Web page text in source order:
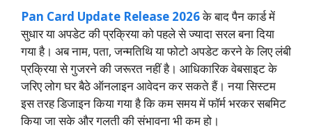
Pan Card Update Release 2026के बाद पैन कार्ड में
सुधार या अपडेट की प्रक्रिया को पहले से ज्यादा सरल बना दिया
गया है। अब नाम, पता, जन्मतिथि या फोटो अपडेट करने के लिए लंबी
प्रक्रिया से गुजरने की जरूरत नहीं है। आधिकारिक वेबसाइट के
जरिए लोग घर बैठे ऑनलाइन आवेदन कर सकते हैं। नया सिस्टम
इस तरह डिजाइन किया गया है कि कम समय में फॉर्म भरकर सबमिट
किया जा सके और गलती की संभावना भी कम हो।